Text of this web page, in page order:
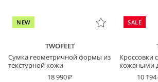
NEW
TWOFEET
Сумка геометричной формы из
текстурной кожи
18 990
SALE
Кроссовки
кожаными
10 194